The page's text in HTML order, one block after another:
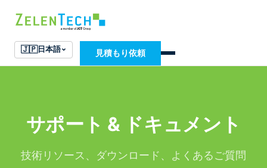
🇯🇵日本語 見積もり依頼
サポート & ドキュメント
技術リソース、ダウンロード、よくあるご質問